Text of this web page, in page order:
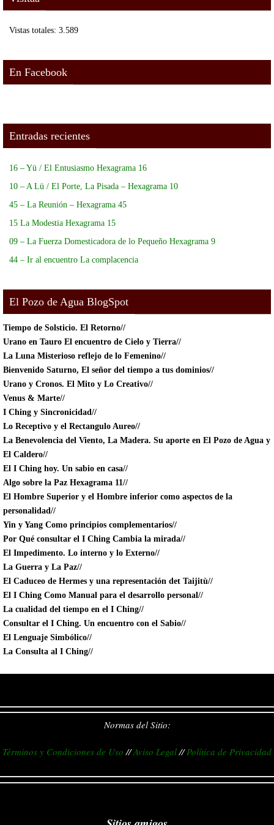
Vistas totales: 3.589
En Facebook
Entradas recientes
16 – Yü / El Entusiasmo Hexagrama 16
10 – A Lü / El Porte, La Pisada – Hexagrama 10
45 – La Reunión – Hexagrama 45
15 La Modestia Hexagrama 15
09 – La Fuerza Domesticadora de lo Pequeño Hexagrama 9
44 – Ir al encuentro La complacencia
El Pozo de Agua BlogSpot
Tiempo de Solsticio. El Retorno//
Urano en Tauro El encuentro de Cielo y Tierra//
La Luna Misterioso reflejo de lo Femenino//
Bienvenido Saturno, El señor del tiempo a tus dominios//
Urano y Cronos. El Mito y Lo Creativo//
Venus & Marte//
I Ching y Sincronicidad//
Lo Receptivo y el Rectangulo Aureo//
La Benevolencia del Viento, La Madera. Su aporte en El Pozo de Agua y
El Caldero//
El I Ching hoy. Un sabio en casa//
Algo sobre la Paz Hexagrama 11//
El Hombre Superior y el Hombre inferior como aspectos de la
personalidad//
Yin y Yang Como principios complementarios//
Por Qué consultar el I Ching Cambia la mirada//
El Impedimento. Lo interno y lo Externo//
La Guerra y La Paz//
El Caduceo de Hermes y una representación det Taijitù//
El I Ching Como Manual para el desarrollo personal//
La cualidad del tiempo en el I Ching//
Consultar el I Ching. Un encuentro con el Sabio//
El Lenguaje Simbólico//
La Consulta al I Ching//
Normas del Sitio:
Términos y Condiciones de Uso //Aviso Legal//Política de Privacidad